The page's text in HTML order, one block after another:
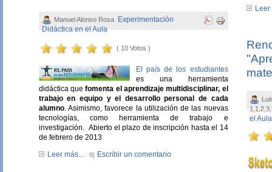
Manuel Alonso Rosa Experimentación
Didáctica en el Aula
( 10 Votos )
El país de los estudiantes
es una herramienta
didáctica quefomenta el aprendizaje multidisciplinar, el
trabajo en equipo y el desarrollo personal de cada
alumno. Asimismo, favorece la utilización de las nuevas
tecnologías, como herramienta de trabajo e
investigación. Abierto el plazo de inscripción hasta el 14
de febrero de 2013
Leer más...
Escribir un comentario
Leer
el Aula